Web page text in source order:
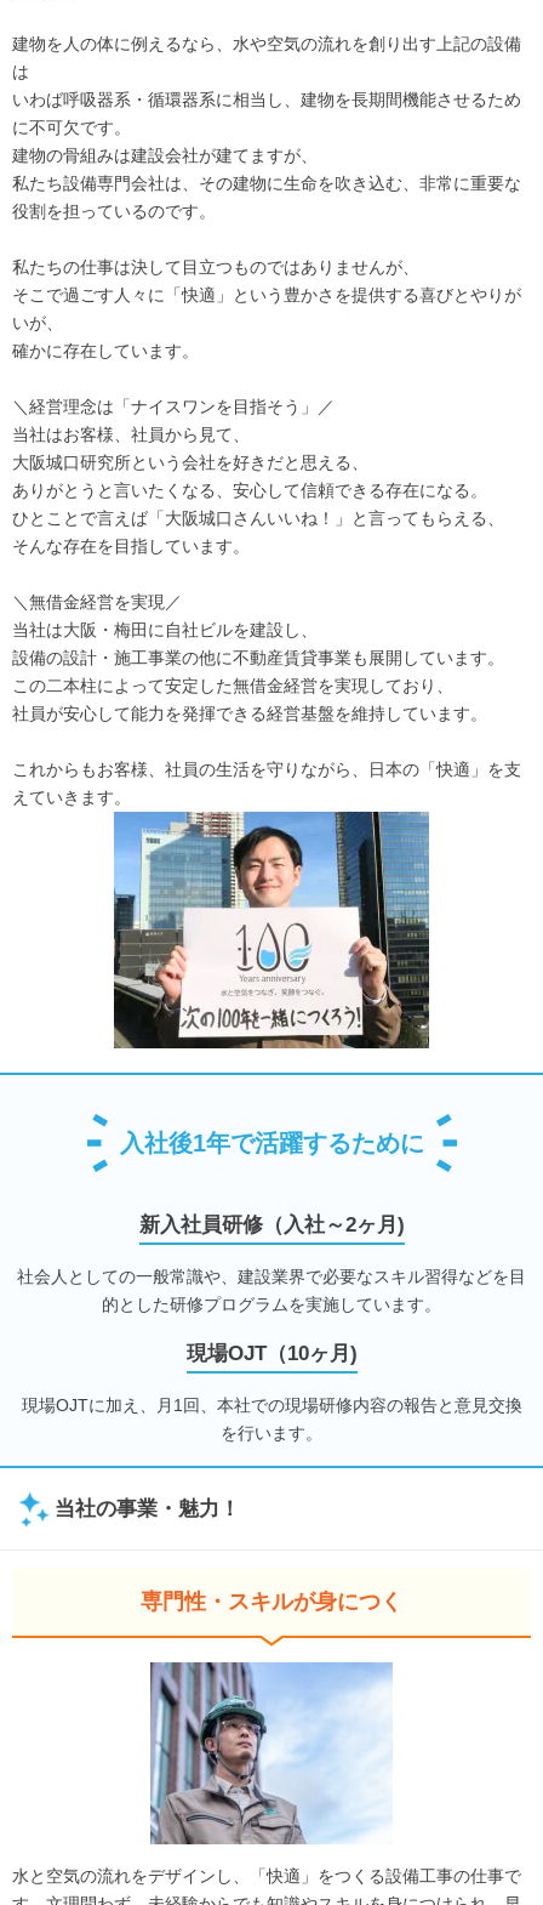
建物を人の体に例えるなら、水や空気の流れを創り出す上記の設備
は
いわば呼吸器系・循環器系に相当し、建物を長期間機能させるため
に不可欠です。
建物の骨組みは建設会社が建てますが、
私たち設備専門会社は、その建物に生命を吹き込む、非常に重要な
役割を担っているのです。
私たちの仕事は決して目立つものではありませんが、
そこで過ごす人々に「快適」という豊かさを提供する喜びとやりが
いが、
確かに存在しています。
＼経営理念は「ナイスワンを目指そう」／
当社はお客様、社員から見て、
大阪城口研究所という会社を好きだと思える、
ありがとうと言いたくなる、安心して信頼できる存在になる。
ひとことで言えば「大阪城口さんいいね！」と言ってもらえる、
そんな存在を目指しています。
＼無借金経営を実現／
当社は大阪・梅田に自社ビルを建設し、
設備の設計・施工事業の他に不動産賃貸事業も展開しています。
この二本柱によって安定した無借金経営を実現しており、
社員が安心して能力を発揮できる経営基盤を維持しています。
これからもお客様、社員の生活を守りながら、日本の「快適」を支
えていきます。
入社後1年で活躍するために
新入社員研修（入社～2ヶ月)
社会人としての一般常識や、建設業界で必要なスキル習得などを目
的とした研修プログラムを実施しています。
現場OJT（10ヶ月)
現場OJTに加え、月1回、本社での現場研修内容の報告と意見交換
を行います。
当社の事業・魅力！
専門性・スキルが身につく
水と空気の流れをデザインし、「快適」をつくる設備工事の仕事で